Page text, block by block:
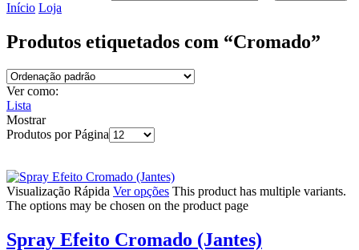
Início Loja
Produtos etiquetados com “Cromado”
Ver como:
Lista
Mostrar
Produtos por Página
Visualização Rápida Ver opções This product has multiple variants.
The options may be chosen on the product page
Spray Efeito Cromado (Jantes)